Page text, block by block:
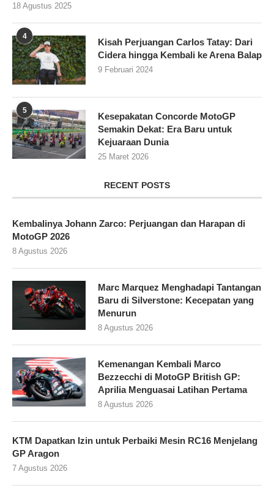
18 Agustus 2025
4
Kisah Perjuangan Carlos Tatay: Dari
Cidera hingga Kembali ke Arena Balap
9 Februari 2024
5
Kesepakatan Concorde MotoGP
Semakin Dekat: Era Baru untuk
Kejuaraan Dunia
25 Maret 2026
RECENT POSTS
Kembalinya Johann Zarco: Perjuangan dan Harapan di
MotoGP 2026
8 Agustus 2026
Marc Marquez Menghadapi Tantangan
Baru di Silverstone: Kecepatan yang
Menurun
8 Agustus 2026
Kemenangan Kembali Marco
Bezzecchi di MotoGP British GP:
Aprilia Menguasai Latihan Pertama
8 Agustus 2026
KTM Dapatkan Izin untuk Perbaiki Mesin RC16 Menjelang
GP Aragon
7 Agustus 2026